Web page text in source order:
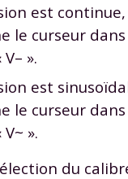
est continue,
le curseur dans
V– ».
est
le curseur dans
V~ ».
du